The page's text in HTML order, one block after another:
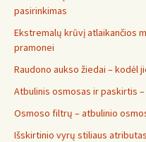
pasirinkimas
Ekstremalų krūvį atlaikančios
pramonei
Raudono aukso žiedai – kodėl
Atbulinis osmosas ir paskirtis –
Osmoso filtrų – atbulinio
Išskirtinio vyrų stiliaus